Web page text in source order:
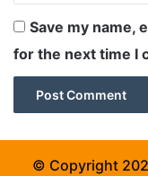
Save my name,
for the next time I
© Copyright